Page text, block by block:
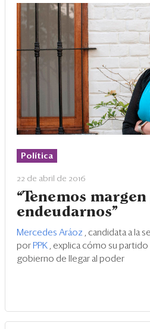
Política
22 de abril de 2016
“Tenemos
endeudarnos”
Mercedes Aráoz
, candidata a la
por PPK
, explica cómo su
gobierno de llegar al poder